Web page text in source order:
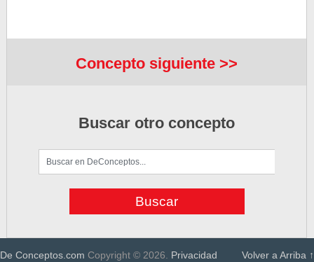
Concepto siguiente >>
Buscar otro concepto
De Conceptos.com Copyright © 2026. Privacidad Volver a Arriba ↑